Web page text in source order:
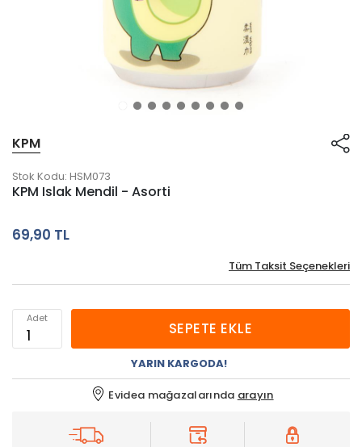
KPM
Stok Kodu: HSM073
KPM Islak Mendil - Asorti
69,90 TL
Tüm Taksit Seçenekleri
Adet
SEPETE EKLE
YARIN KARGODA!
Evidea mağazalarında arayın